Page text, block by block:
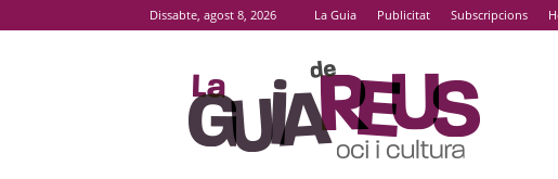
Dissabte, agost 8, 2026 La Guia Publicitat Subscripcions
La
Guia
De
Reus